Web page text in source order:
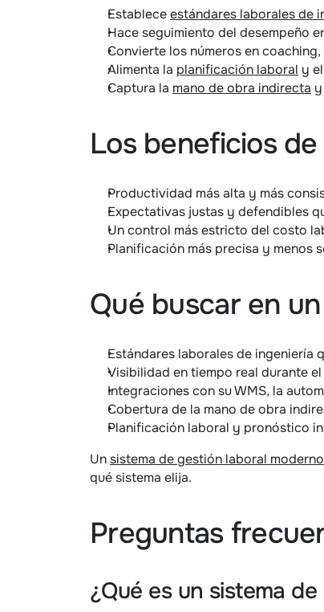
Establece estándares laborales de
Hace seguimiento del desempeño
Convierte los números en
Alimenta la planificación laboral y
Captura la mano de obra indirecta
Los beneficios
Productividad más alta y más
Expectativas justas y defendibles
Un control más estricto del costo
Planificación más precisa y menos
Qué buscar en
Estándares laborales de ingeniería
Visibilidad en tiempo real durante
Integraciones con su WMS, la
Cobertura de la mano de obra
Planificación laboral y pronóstico
Un sistema de gestión laboral
qué sistema elija.
Preguntas
¿Qué es un sistema